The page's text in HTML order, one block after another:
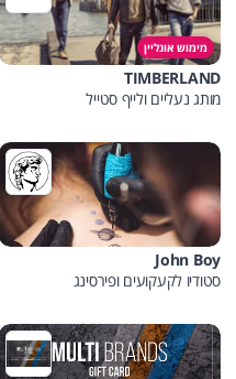
מימוש אונליין
TIMBERLAND
מותג נעליים ולייף סטייל
John Boy
סטודיו לקעקועים ופירסינג